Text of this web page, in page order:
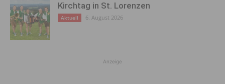
Kirchtag in St. Lorenzen
Aktuell 6. August 2026
Anzeige